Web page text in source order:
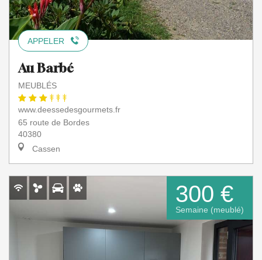
APPELER
Au Barbé
MEUBLÉS
www.deessedesgourmets.fr
65 route de Bordes
40380
Cassen
300 €
Semaine (meublé)